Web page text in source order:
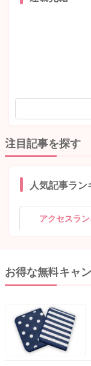
注目記事を探す
人気記事ラン
アクセスラ
お得な無料キャ